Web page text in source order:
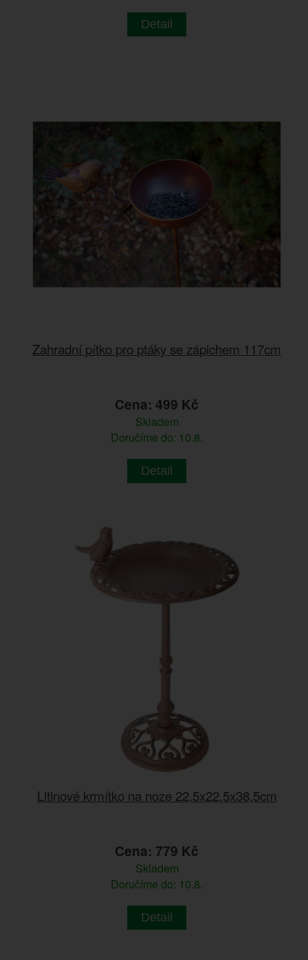
Detail
Zahradní pítko pro ptáky se zápichem 117cm
Cena: 499 Kč
Skladem
Doručíme do: 10.8.
Detail
Litinové krmítko na noze 22,5x22,5x38,5cm
Cena: 779 Kč
Skladem
Doručíme do: 10.8.
Detail